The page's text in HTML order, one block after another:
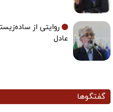
روایتی از
عادل
گفتگوها